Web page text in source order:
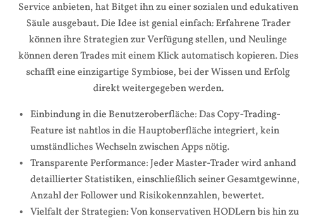
Service anbieten, hat Bitget ihn zu einer sozialen und edukativen
Säule ausgebaut. Die Idee ist genial einfach: Erfahrene Trader
können ihre Strategien zur Verfügung stellen, und Neulinge
können deren Trades mit einem Klick automatisch kopieren. Dies
schafft eine einzigartige Symbiose, bei der Wissen und Erfolg
direkt weitergegeben werden.
Einbindung in die Benutzeroberfläche: Das Copy-Trading-
Feature ist nahtlos in die Hauptoberfläche integriert, kein
umständliches Wechseln zwischen Apps nötig.
Transparente Performance: Jeder Master-Trader wird anhand
detaillierter Statistiken, einschließlich seiner Gesamtgewinne,
Anzahl der Follower und Risikokennzahlen, bewertet.
Vielfalt der Strategien: Von konservativen HODLern bis hin zu